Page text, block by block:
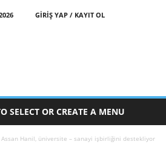
GIRIŞ YAP / KAYIT OL
SELECT OR CREATE A MENU
Assan Hanil, üniversite – sanayi işbirliğini destekliyor